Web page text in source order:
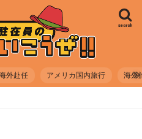
search
外赴任 アメリカ国内旅行 海外